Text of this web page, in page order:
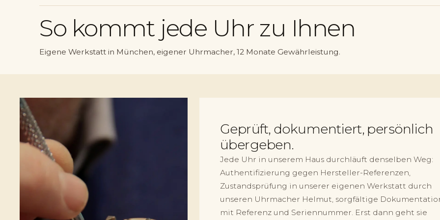
So kommt jede Uhr zu Ihnen
Eigene Werkstatt in München, eigener Uhrmacher, 12 Monate Gewährleistung.
Geprüft, dokumentiert, persönlich
übergeben.
Jede Uhr in unserem Haus durchläuft denselben Weg:
Authentifizierung gegen Hersteller-Referenzen,
Zustandsprüfung in unserer eigenen Werkstatt durch
unseren Uhrmacher Helmut, sorgfältige
mit Referenz und Seriennummer. Erst dann geht sie